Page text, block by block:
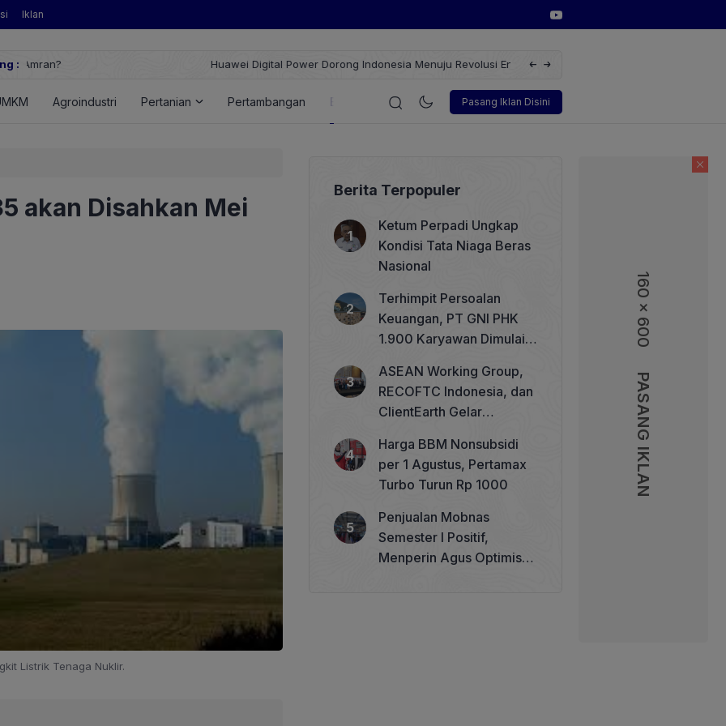
160 x 600
PASANG IKLAN
Iklan
:
Huawei Digital Power Dorong Indonesia Menuju Revolusi Energi Terbarukan dengan Solusi
Wakil Direktur Utama PT Pelindo,
Pasang Iklan Disini
Agroindustri Pertanian Pertambangan Energi Korporasi Teknologi Otomotif
akan Disahkan Mei
Listrik Tenaga Nuklir.
Berita Terpopuler
Ketum Perpadi Ungkap
Kondisi Tata Niaga Beras
Nasional
Terhimpit Persoalan
Keuangan, PT GNI PHK
1.900 Karyawan Dimulai 5
ASEAN Working Group,
RECOFTC Indonesia, dan
ClientEarth Gelar
Memperkuat Tata Kelola
Perhutanan Sosial
Harga BBM Nonsubsidi
per 1 Agustus, Pertamax
Turbo Turun Rp 1000
Penjualan Mobnas
Semester I Positif,
Menperin Agus Optimistis